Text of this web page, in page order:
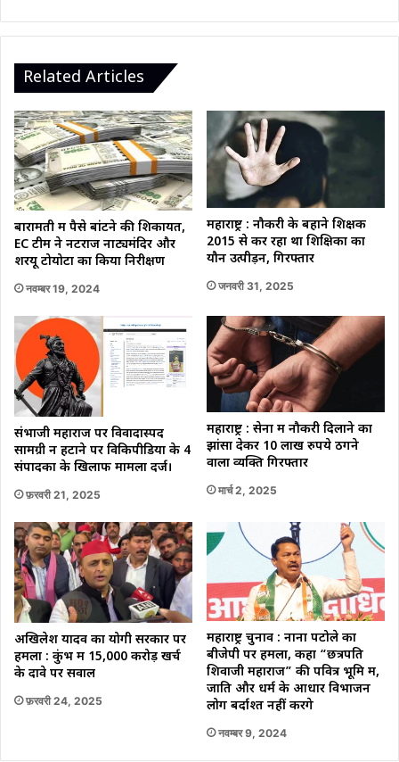
Related Articles
बारामती में पैसे बांटने की शिकायत,
EC टीम ने नटराज नाट्यमंदिर और
शरयू टोयोटा का किया निरीक्षण
नवम्बर 19, 2024
महाराष्ट्र : नौकरी के बहाने शिक्षक
2015 से कर रहा था शिक्षिका का
यौन उत्पीड़न, गिरफ्तार
जनवरी 31, 2025
संभाजी महाराज पर विवादास्पद
सामग्री न हटाने पर विकिपीडिया के 4
संपादकों के खिलाफ मामला दर्ज।
फ़रवरी 21, 2025
महाराष्ट्र : सेना में नौकरी दिलाने का
झांसा देकर 10 लाख रुपये ठगने
वाला व्यक्ति गिरफ्तार
मार्च 2, 2025
अखिलेश यादव का योगी सरकार पर
हमला : कुंभ में 15,000 करोड़ खर्च
के दावे पर सवाल
फ़रवरी 24, 2025
महाराष्ट्र चुनाव : नाना पटोले का
बीजेपी पर हमला, कहा “छत्रपति
शिवाजी महाराज” की पवित्र भूमि में,
जाति और धर्म के आधार विभाजन
लोग बर्दाश्त नहीं करेंगे
नवम्बर 9, 2024